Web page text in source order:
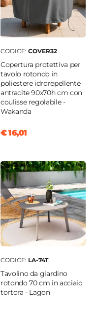
CODICE: COVER32
Copertura protettiva per
tavolo rotondo in
poliestere idrorepellente
antracite 90x70h cm con
coulisse regolabile -
Wakanda
€ 16,01
CODICE: LA-74T
Tavolino da giardino
rotondo 70 cm in acciaio
tortora - Lagon